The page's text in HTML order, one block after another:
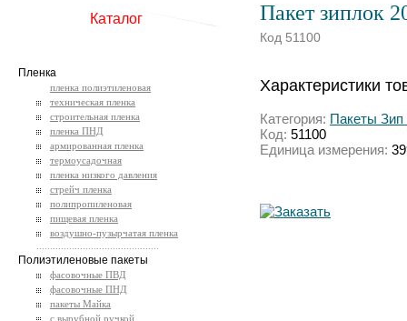
Пакет зиплок
Код 51100
Характеристики
Категория: Пакеты Зип
Код: 51100
Единица измерения:
Каталог
Пленка
пленка полиэтиленовая
техническая пленка
строительная пленка
пленка ПНД
армированная пленка
термоусадочная
пленка низкого давления
стрейч пленка
полипропиленовая
пищевая пленка
воздушно-пузырчатая пленка
Полиэтиленовые пакеты
фасовочные ПВД
фасовочные ПНД
пакеты Майка
с вырубной ручкой